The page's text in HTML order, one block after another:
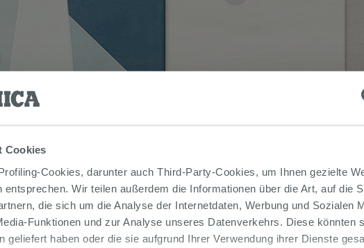
Cookies
Cookies, darunter auch Third-Party-Cookies, um Ihnen gezielte
entsprechen. Wir teilen außerdem die Informationen über die Art, auf die
die sich um die Analyse der Internetdaten, Werbung und Sozialen
Funktionen und zur Analyse unseres Datenverkehrs. Diese könnten
geliefert haben oder die sie aufgrund Ihrer Verwendung ihrer Dienste